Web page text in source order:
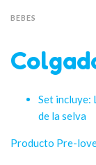
BEBES
Set incluye:
de la selva
Producto Pre-